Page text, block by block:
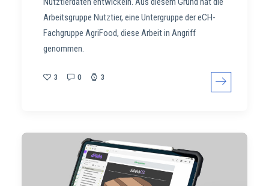
Arbeitsgruppe Nutztier, eine Untergruppe der eCH-
Fachgruppe AgriFood, diese Arbeit in Angriff
genommen.
3 0 3